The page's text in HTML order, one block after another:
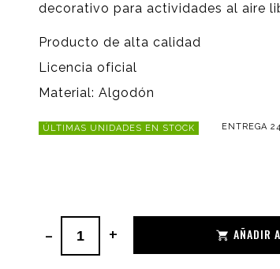
decorativo para actividades al aire
Producto de alta calidad
Licencia oficial
Material: Algodón
ÚLTIMAS UNIDADES EN STOCK ENTREGA
- + AÑADIR